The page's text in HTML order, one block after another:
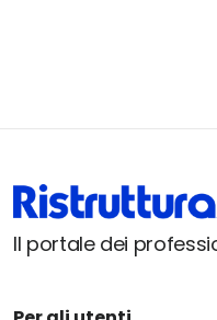
Il portale dei